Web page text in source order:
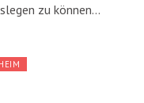
zu können…